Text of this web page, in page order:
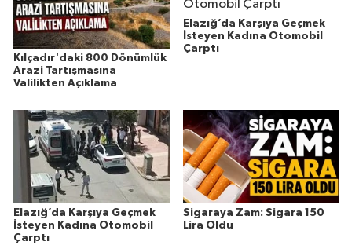
Kılçadır'daki 800 Dönümlük
Arazi Tartışmasına
Valilikten Açıklama
Elazığ’da Karşıya Geçmek
İsteyen Kadına Otomobil
Çarptı
Elazığ’da Karşıya Geçmek
İsteyen Kadına Otomobil
Çarptı
Sigaraya Zam: Sigara 150
Lira Oldu